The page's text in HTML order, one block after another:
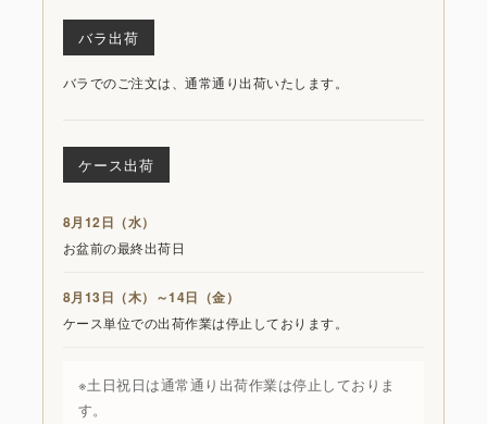
バラ出荷
バラでのご注文は、通常通り出荷いたします。
ケース出荷
8月12日（水）
お盆前の最終出荷日
8月13日（木）～14日（金）
ケース単位での出荷作業は停止しております。
※土日祝日は通常通り出荷作業は停止しておりま
す。